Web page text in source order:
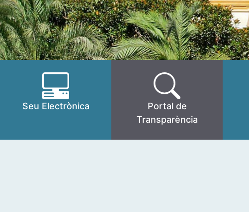
Seu Electrònica
Portal de
Transparència